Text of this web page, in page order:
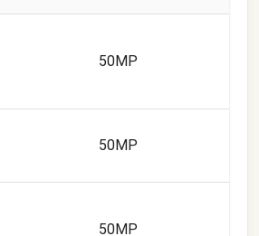
50MP
50MP
50MP